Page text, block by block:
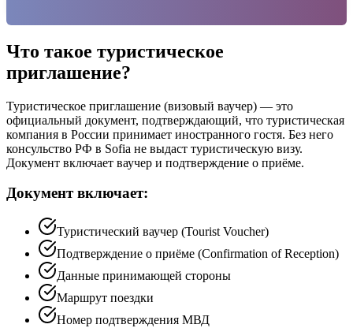
Что такое туристическое
приглашение?
Туристическое приглашение (визовый ваучер) — это
официальный документ, подтверждающий, что туристическая
компания в России принимает иностранного гостя. Без него
консульство РФ в Sofia не выдаст туристическую визу.
Документ включает ваучер и подтверждение о приёме.
Документ включает:
Туристический ваучер (Tourist Voucher)
Подтверждение о приёме (Confirmation of Reception)
Данные принимающей стороны
Маршрут поездки
Номер подтверждения МВД